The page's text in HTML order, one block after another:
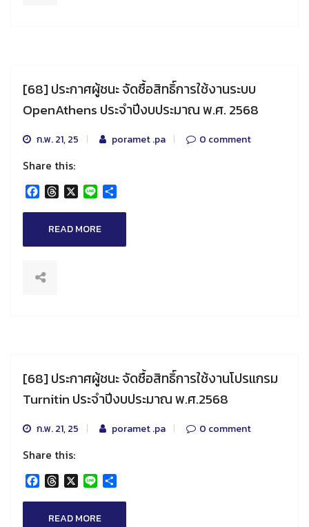
[68] ประกาศผู้ชนะ จัดซื้อสิทธิ์การใช้งานระบบ
OpenAthens ประจำปีงบประมาณ พ.ศ. 2568
ก.พ. 21, 25 poramet .pa 0 comment
Share this:
Facebook
Threads
X Line
READ MORE
[68] ประกาศผู้ชนะ จัดซื้อสิทธิ์การใช้งานโปรแกรม
Turnitin ประจำปีงบประมาณ พ.ศ.2568
ก.พ. 21, 25 poramet .pa 0 comment
Share this:
Facebook
Threads
X Line
READ MORE